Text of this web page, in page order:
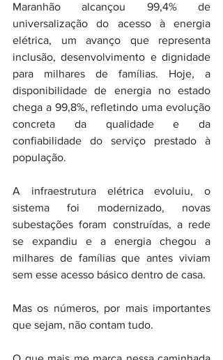
Maranhão alcançou 99,4% de
universalização do acesso à energia
elétrica, um avanço que representa
inclusão, desenvolvimento e dignidade
para milhares de famílias. Hoje, a
disponibilidade de energia no estado
chega a 99,8%, refletindo uma evolução
concreta da qualidade e da
confiabilidade do serviço prestado à
população.
A infraestrutura elétrica evoluiu, o
sistema foi modernizado, novas
subestações foram construídas, a rede
se expandiu e a energia chegou a
milhares de famílias que antes viviam
sem esse acesso básico dentro de casa.
Mas os números, por mais importantes
que sejam, não contam tudo.